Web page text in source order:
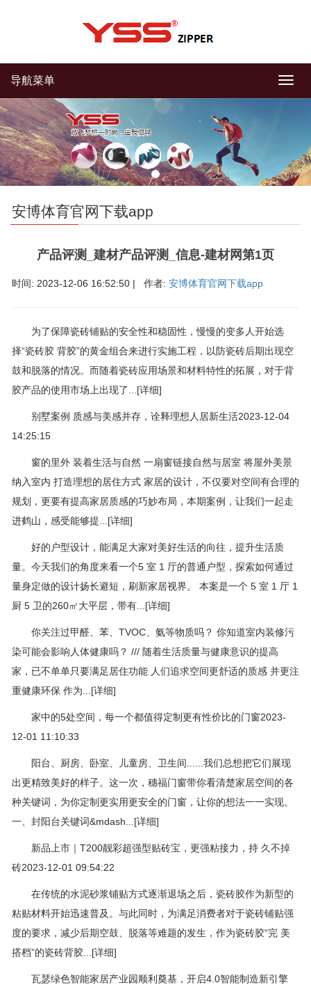
导
导航菜单
安博体育官网下载app
产品评测_建材产品评测_信息-建材网第1页
时间: 2023-12-06 16:52:50 | 作者: 安博体育官网下载app
为了保障瓷砖铺贴的安全性和稳固性，慢慢的变多人开始选
择“瓷砖胶 背胶”的黄金组合来进行实施工程，以防瓷砖后期出现空
鼓和脱落的情况。而随着瓷砖应用场景和材料特性的拓展，对于背
胶产品的使用市场上出现了...[详细]
别墅案例 质感与美感并存，诠释理想人居新生活2023-12-04
14:25:15
窗的里外 装着生活与自然 一扇窗链接自然与居室 将屋外美景
纳入室内 打造理想的居住方式 家居的设计，不仅要对空间有合理的
规划，更要有提高家居质感的巧妙布局，本期案例，让我们一起走
进鹤山，感受能够提...[详细]
好的户型设计，能满足大家对美好生活的向往，提升生活质
量。今天我们的角度来看一个5 室 1 厅的普通户型，探索如何通过
量身定做的设计扬长避短，刷新家居视界。 本案是一个 5 室 1 厅 1
厨 5 卫的260㎡大平层，带有...[详细]
你关注过甲醛、苯、TVOC、氨等物质吗？ 你知道室内装修污
染可能会影响人体健康吗？ /// 随着生活质量与健康意识的提高
家，已不单单只要满足居住功能 人们追求空间更舒适的质感 并更注
重健康环保 作为...[详细]
家中的5处空间，每一个都值得定制更有性价比的门窗2023-
12-01 11:10:33
阳台、厨房、卧室、儿童房、卫生间......我们总想把它们展现
出更精致美好的样子。这一次，穗福门窗带你看清楚家居空间的各
种关键词，为你定制更实用更安全的门窗，让你的想法一一实现。
一、封阳台关键词&mdash...[详细]
新品上市｜T200靓彩超强型贴砖宝，更强粘接力，持 久不掉
砖2023-12-01 09:54:22
在传统的水泥砂浆铺贴方式逐渐退场之后，瓷砖胶作为新型的
粘贴材料开始迅速普及。与此同时，为满足消费者对于瓷砖铺贴强
度的要求，减少后期空鼓、脱落等难题的发生，作为瓷砖胶“完 美
搭档”的瓷砖背胶...[详细]
瓦瑟绿色智能家居产业园顺利奠基，开启4.0智能制造新引擎